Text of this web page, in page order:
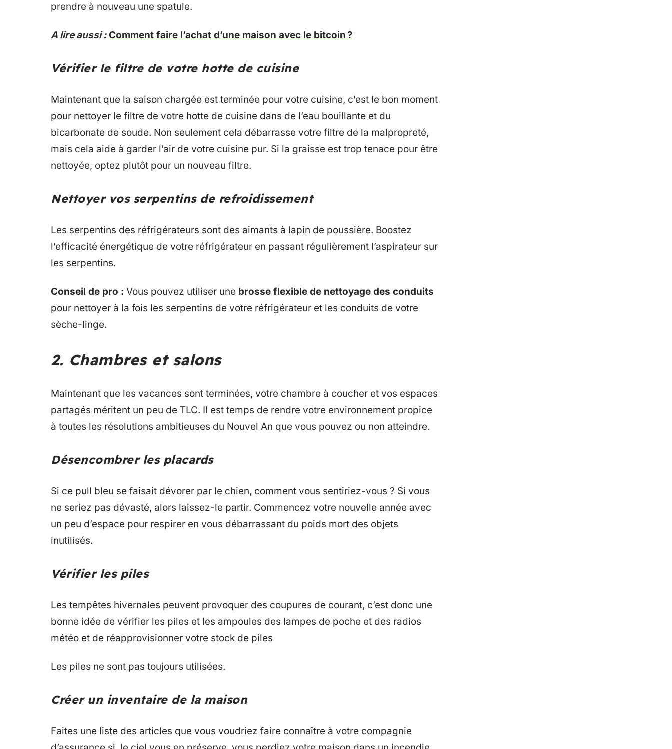
prendre à nouveau une spatule.
A lire aussi : Comment faire l’achat d’une maison avec le bitcoin ?
Vérifier le filtre de votre hotte de cuisine
Maintenant que la saison chargée est terminée pour votre cuisine, c’est le bon moment
pour nettoyer le filtre de votre hotte de cuisine dans de l’eau bouillante et du
bicarbonate de soude. Non seulement cela débarrasse votre filtre de la malpropreté,
mais cela aide à garder l’air de votre cuisine pur. Si la graisse est trop tenace pour être
nettoyée, optez plutôt pour un nouveau filtre.
Nettoyer vos serpentins de refroidissement
Les serpentins des réfrigérateurs sont des aimants à lapin de poussière. Boostez
l’efficacité énergétique de votre réfrigérateur en passant régulièrement l’aspirateur sur
les serpentins.
Conseil de pro : Vous pouvez utiliser une brosse flexible de nettoyage des conduits
pour nettoyer à la fois les serpentins de votre réfrigérateur et les conduits de votre
sèche-linge.
2. Chambres et salons
Maintenant que les vacances sont terminées, votre chambre à coucher et vos espaces
partagés méritent un peu de TLC. Il est temps de rendre votre environnement propice
à toutes les résolutions ambitieuses du Nouvel An que vous pouvez ou non atteindre.
Désencombrer les placards
Si ce pull bleu se faisait dévorer par le chien, comment vous sentiriez-vous ? Si vous
ne seriez pas dévasté, alors laissez-le partir. Commencez votre nouvelle année avec
un peu d’espace pour respirer en vous débarrassant du poids mort des objets
inutilisés.
Vérifier les piles
Les tempêtes hivernales peuvent provoquer des coupures de courant, c’est donc une
bonne idée de vérifier les piles et les ampoules des lampes de poche et des radios
météo et de réapprovisionner votre stock de piles
Les piles ne sont pas toujours utilisées.
Créer un inventaire de la maison
Faites une liste des articles que vous voudriez faire connaître à votre compagnie